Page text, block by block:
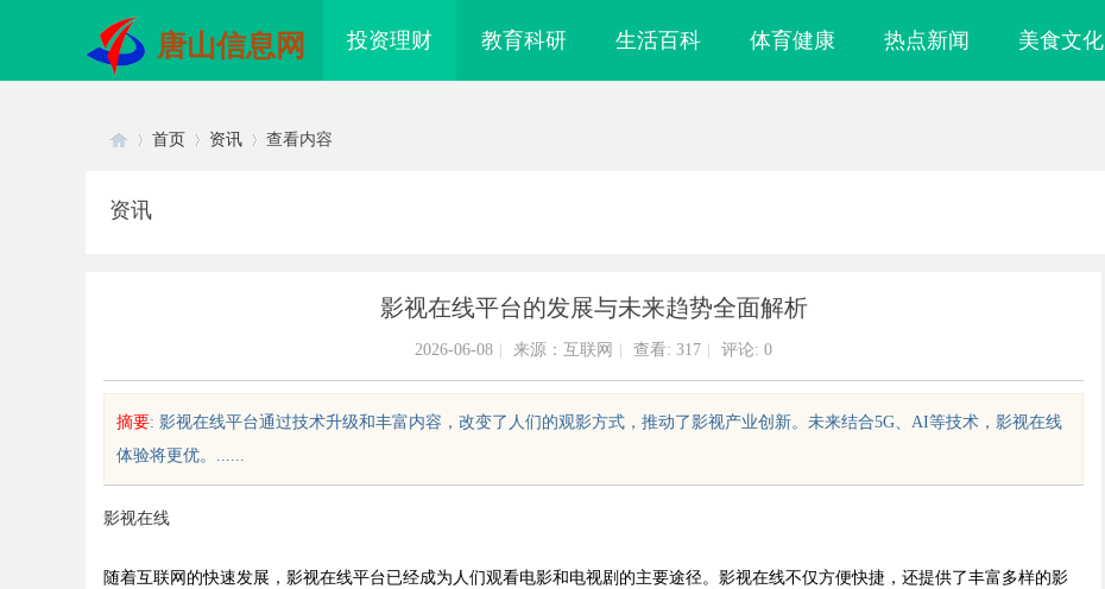
唐山信息网 投资理财 教育科研 生活百科 体育健康 热点新闻 美食文化
首页 资讯 查看内容
资讯
影视在线平台的发展与未来趋势全面解析
2026-06-08 来源：互联网 查看: 317 评论: 0
摘要: 影视在线平台通过技术升级和丰富内容，改变了人们的观影方式，推动了影视产业创新。未来结合5G、AI等技术，影视在线
体验将更优。......
影视在线
随着互联网的快速发展，影视在线平台已经成为人们观看电影和电视剧的主要途径。影视在线不仅方便快捷，还提供了丰富多样的影
秘2345电影网：影视资源的全
星图AI助力产业金融智能升级